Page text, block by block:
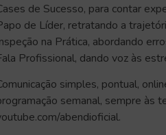
de Sucesso, para contar
de Líder, retratando a
na Prática, abordando
Profissional, dando voz às
simples, pontual,
semanal, sempre às
abendioficial.